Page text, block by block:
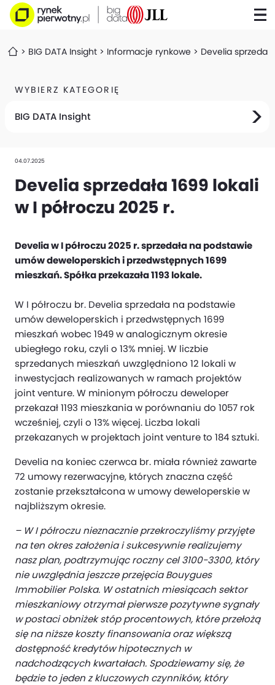
BIG DATA Insight Informacje rynkowe Develia
WYBIERZ KATEGORIĘ
BIG DATA Insight
04.07.2025
Develia sprzedała 1699 lokali
w I półroczu 2025 r.
Develia w I półroczu 2025 r. sprzedała na podstawie
umów deweloperskich i przedwstępnych 1699
mieszkań. Spółka przekazała 1193 lokale.
W I półroczu br. Develia sprzedała na podstawie
umów deweloperskich i przedwstępnych 1699
mieszkań wobec 1949 w analogicznym okresie
ubiegłego roku, czyli o 13% mniej. W liczbie
sprzedanych mieszkań uwzględniono 12 lokali w
inwestycjach realizowanych w ramach projektów
joint venture. W minionym półroczu deweloper
przekazał 1193 mieszkania w porównaniu do 1057 rok
wcześniej, czyli o 13% więcej. Liczba lokali
przekazanych w projektach joint venture to 184 sztuki.
Develia na koniec czerwca br. miała również zawarte
72 umowy rezerwacyjne, których znaczna część
zostanie przekształcona w umowy deweloperskie w
najbliższym okresie.
– W I półroczu nieznacznie przekroczyliśmy przyjęte
na ten okres założenia i sukcesywnie realizujemy
nasz plan, podtrzymując roczny cel 3100-3300, który
nie uwzględnia jeszcze przejęcia Bouygues
Immobilier Polska. W ostatnich miesiącach sektor
mieszkaniowy otrzymał pierwsze pozytywne sygnały
w postaci obniżek stóp procentowych, które przełożą
się na niższe koszty finansowania oraz większą
dostępność kredytów hipotecznych w
nadchodzących kwartałach. Spodziewamy się, że
będzie to jeden z kluczowych czynników, który